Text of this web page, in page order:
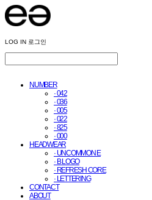
LOG IN 로그인
NUMBER
· 042
· 036
· 005
· 022
· 825
· 000
HEADWEAR
· UNCOMMON E
· B LOGO
· REFRESH CORE
· LETTERING
CONTACT
ABOUT